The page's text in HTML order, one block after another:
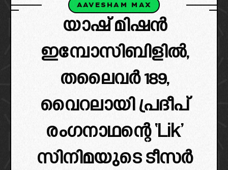
AAVESHAM MAX
യാഷ് മിഷൻ
ഇമ്പോസിബിളിൽ,
തലൈവർ 189,
വൈറലായി പ്രദീപ്‌
രംഗനാഥന്റെ ‘Lik’
സിനിമയുടെ ടീസർ